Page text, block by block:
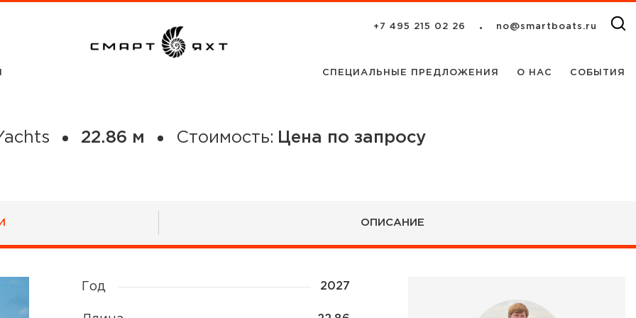
+7 495 215 02 26 no@smartboats.ru
СПЕЦИАЛЬНЫЕ ПРЕДЛОЖЕНИЯ О НАС СОБЫТИЯ
22.86 м Стоимость: Цена по запросу
ОПИСАНИЕ
Год 2027